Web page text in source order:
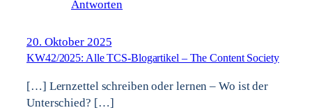
Antworten
20. Oktober 2025
KW42/2025: Alle TCS-Blogartikel – The Content Society
[…] Lernzettel schreiben oder lernen – Wo ist der
Unterschied? […]